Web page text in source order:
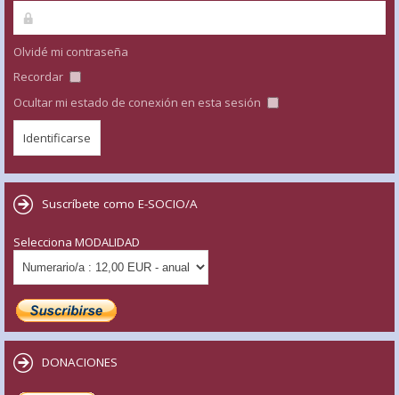
Olvidé mi contraseña
Recordar
Ocultar mi estado de conexión en esta sesión
Suscríbete como E-SOCIO/A
Selecciona MODALIDAD
DONACIONES